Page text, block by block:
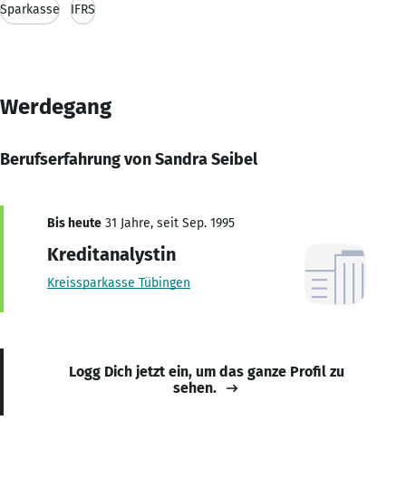
Sparkasse IFRS
Werdegang
Berufserfahrung von Sandra Seibel
Bis heute 31 Jahre, seit Sep. 1995
Kreditanalystin
Kreissparkasse Tübingen
Logg Dich jetzt ein, um das ganze Profil zu
sehen.